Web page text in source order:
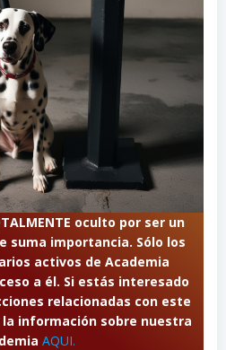
oculto por ser un
suma importancia. Sólo los
activos de Academia
a él. Si estás interesado
relacionadas con este
información sobre nuestra
AQUI.